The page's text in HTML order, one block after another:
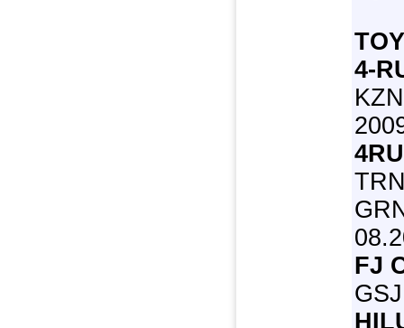
4-
FJ